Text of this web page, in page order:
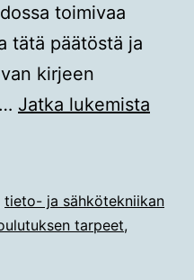
toimivaa
tätä päätöstä ja
kirjeen
Jatka lukemista
tieto- ja sähkötekniikan
tarpeet,